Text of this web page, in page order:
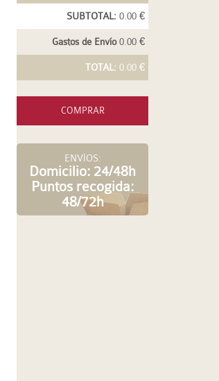
SUBTOTAL: 0.00 €
Gastos de Envío0.00 €
TOTAL: 0.00 €
COMPRAR
ENVÍOS:
Domicilio: 24/48h
Puntos recogida:
48/72h